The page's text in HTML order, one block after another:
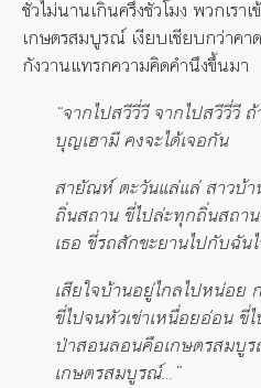
ชั่วไม่นานเกินครึ่งชั่วโมง พวกเรา
เกษตรสมบูรณ์ เงียบเชียบกว่าคา
กังวานแทรกความคิดคำนึงขึ้นมา
“จากไปสวีวี่วี จากไปสวีวี่วี
บุญเฮามี คงจะได้เจอกัน
สายัณห์ ตะวันแล่แล่ สาวบ้
ถิ่นสถาน ขี่ไปล่ะทุกถิ่นสถา
เธอ ขี่รถสักขะยานไปกับฉัน
เสียใจบ้านอยู่ไกลไปหน่อ
ขี่ไปจนหัวเข่าเหนื่อยอ่อน ขี่
ป่าสอนลอนคือเกษตรสมบู
เกษตรสมบูรณ์…”